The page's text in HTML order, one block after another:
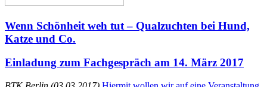
Wenn Schönheit weh tut – Qualzuchten bei Hund,
Katze und Co.
Einladung zum Fachgespräch am 14. März 2017